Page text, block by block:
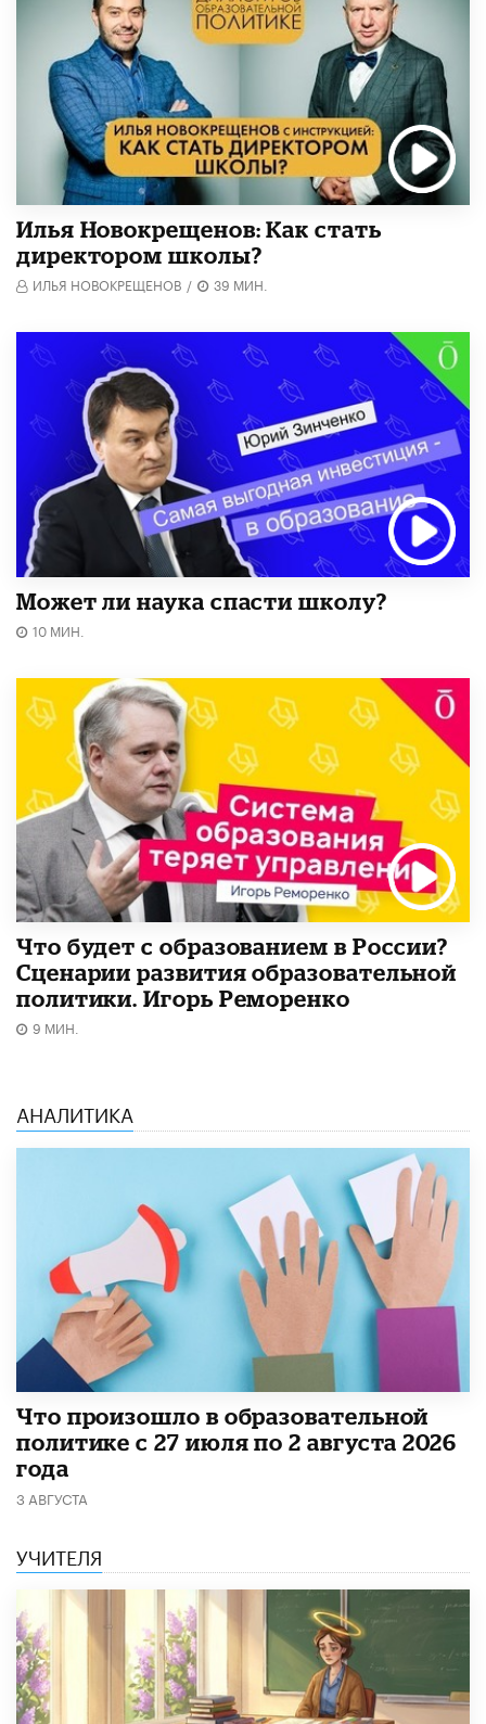
​Илья Новокрещенов: Как стать
директором школы?
ИЛЬЯ НОВОКРЕЩЕНОВ / 39 МИН.
Может ли наука спасти школу?
10 МИН.
Что будет с образованием в России?
Сценарии развития образовательной
политики. Игорь Реморенко
9 МИН.
АНАЛИТИКА
​Что произошло в образовательной
политике с 27 июля по 2 августа 2026
года
3 АВГУСТА
УЧИТЕЛЯ